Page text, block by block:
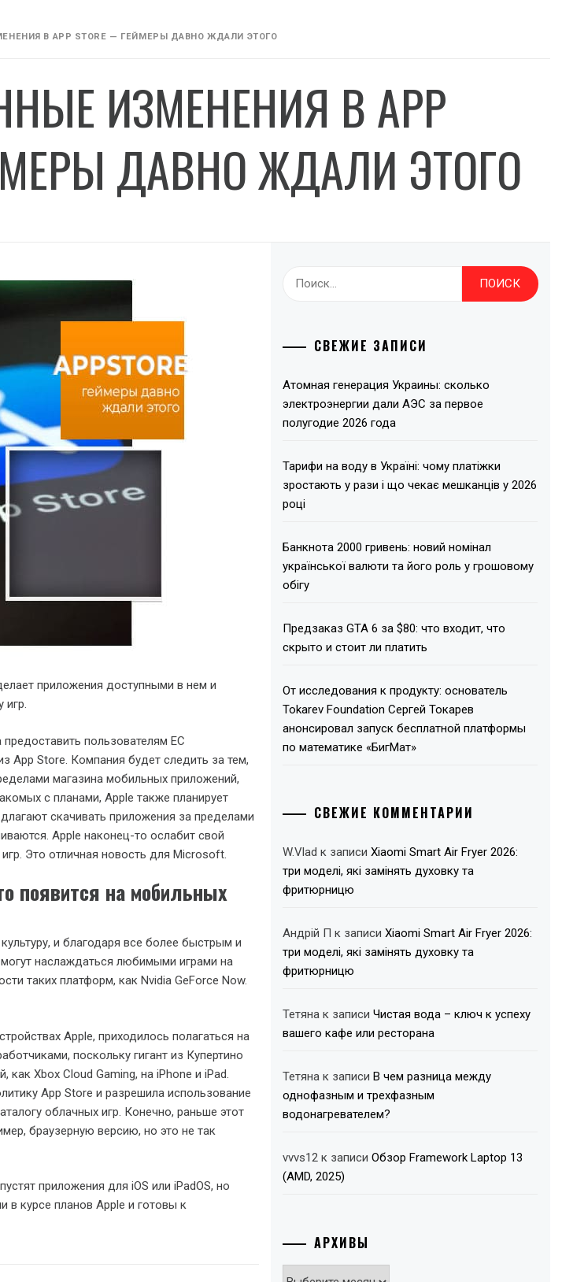
В APP STORE — ГЕЙМЕРЫ ДАВНО ЖДАЛИ ЭТОГО
ИЗМЕНЕНИЯ В APP
ДАВНО ЖДАЛИ ЭТОГО
приложения доступными в нем и
игр.
пользователям ЕС
App Store. Компания будет следить за тем,
магазина мобильных приложений,
с планами, Apple также планирует
скачивать приложения за пределами
Apple наконец-то ослабит свой
Это отличная новость для Microsoft.
появится на мобильных
и благодаря все более быстрым и
наслаждаться любимыми играми на
таких платформ, как Nvidia GeForce Now.
Apple, приходилось полагаться на
поскольку гигант из Купертино
Xbox Cloud Gaming, на iPhone и iPad.
App Store и разрешила использование
облачных игр. Конечно, раньше этот
браузерную версию, но это не так
приложения для iOS или iPadOS, но
курсе планов Apple и готовы к
Найти:
СВЕЖИЕ ЗАПИСИ
Атомная генерация Украины: сколько
электроэнергии дали АЭС за первое
полугодие 2026 года
Тарифи на воду в Україні: чому платіжки
зростають у рази і що чекає мешканців у 2026
році
Банкнота 2000 гривень: новий номінал
української валюти та його роль у грошовому
обігу
Предзаказ GTA 6 за $80: что входит, что
скрыто и стоит ли платить
От исследования к продукту: основатель
Tokarev Foundation Сергей Токарев
анонсировал запуск бесплатной платформы
по математике «БигМат»
СВЕЖИЕ КОММЕНТАРИИ
W.Vlad к записиXiaomi Smart Air Fryer 2026:
три моделі, які замінять духовку та
фритюрницю
Андрій П к записиXiaomi Smart Air Fryer 2026:
три моделі, які замінять духовку та
фритюрницю
Тетяна к записиЧистая вода – ключ к успеху
вашего кафе или ресторана
Тетяна к записиВ чем разница между
однофазным и трехфазным
водонагревателем?
vvvs12 к записиОбзор Framework Laptop 13
(AMD, 2025)
АРХИВЫ
Архивы